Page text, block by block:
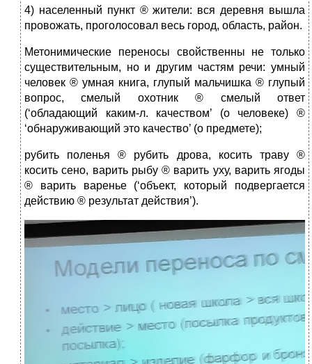
4) населенный пункт ® жители: вся деревня вышла
провожать, проголосовал весь город, область, район.
Метонимические переносы свойственны не только
существительным, но и другим частям речи: умный
человек ® умная книга, глупый мальчишка ® глупый
вопрос, смелый охотник ® смелый ответ
(‘обладающий каким-л. качеством’ (о человеке) ®
‘обнаруживающий это качество’ (о предмете);
рубить поленья ® рубить дрова, косить траву ®
косить сено, варить рыбу ® варить уху, варить ягоды
® варить варенье (‘объект, который подвергается
действию ® результат действия’).